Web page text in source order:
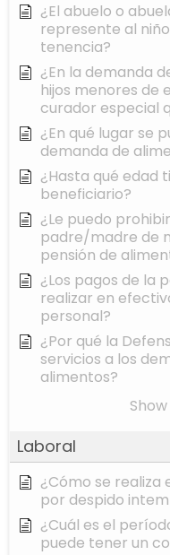
¿El abuelo o
represente al
tenencia?
¿En la demanda
hijos menores de
curador especial
¿En qué lugar se
demanda de
¿Hasta qué edad
beneficiario?
¿Le puedo
padre/madre de
pensión de
¿Los pagos de la
realizar en
personal?
¿Por qué la
servicios a los
alimentos?
Laboral
¿Cómo se realiza
por despido
¿Cuál es el
puede tener un